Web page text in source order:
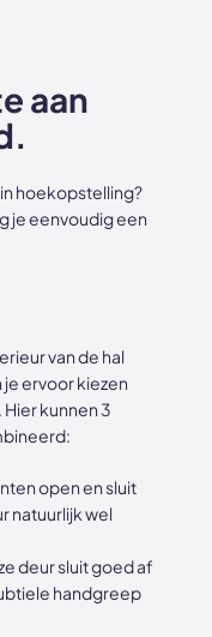
aan
hoekopstelling?
je eenvoudig een
van de hal
ervoor kiezen
kunnen 3
open en sluit
natuurlijk wel
deur sluit goed af
handgreep